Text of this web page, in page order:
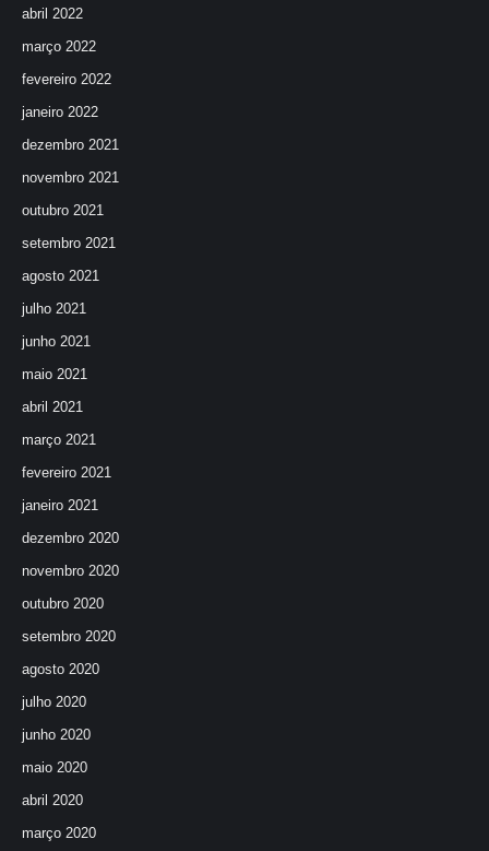
abril 2022
março 2022
fevereiro 2022
janeiro 2022
dezembro 2021
novembro 2021
outubro 2021
setembro 2021
agosto 2021
julho 2021
junho 2021
maio 2021
abril 2021
março 2021
fevereiro 2021
janeiro 2021
dezembro 2020
novembro 2020
outubro 2020
setembro 2020
agosto 2020
julho 2020
junho 2020
maio 2020
abril 2020
março 2020